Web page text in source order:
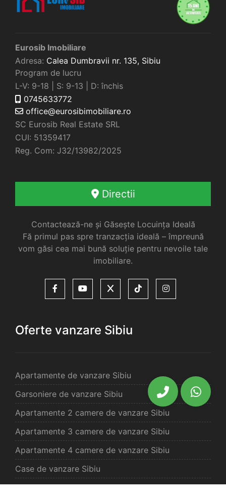
Eurosib Imobiliare
Adresa: Calea Dumbravii nr. 135, Sibiu
Program de lucru
L-V: 9-18 | S: 9-13 | D: închis
0745633772
office@eurosibimobiliare.ro
SC Eurosib Real Estate SRL
CUI: 51359417
Reg. Com: J32/13982/2025
Directii
Contactează-ne și Găsește Locuința Ideală
Fă primul pas spre tranzacția ideală – împreună
vom găsi cea mai bună soluție pentru nevoile tale
imobiliare.
Oferte vanzare Sibiu
Apartamente de vanzare Sibiu
Garsoniere de vanzare Sibiu
Apartamente 2 camere de vanzare Sibiu
Apartamente 3 camere de vanzare Sibiu
Apartamente 4 camere de vanzare Sibiu
Case de vanzare Sibiu
Spatii comercilale de vanzare Sibiu